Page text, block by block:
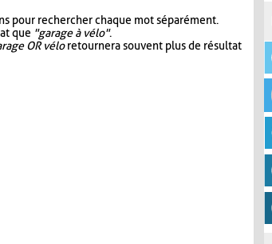
pour rechercher chaque mot séparément.
que "garage à vélo".
OR véloretournera souvent plus de résultat